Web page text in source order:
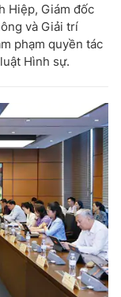
Hiệp, Giám đốc
và Giải trí
phạm quyền tác
Hình sự.